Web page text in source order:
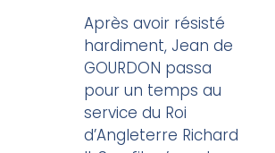
Après avoir résisté
hardiment, Jean de
GOURDON passa
pour un temps au
service du Roi
d’Angleterre Richard